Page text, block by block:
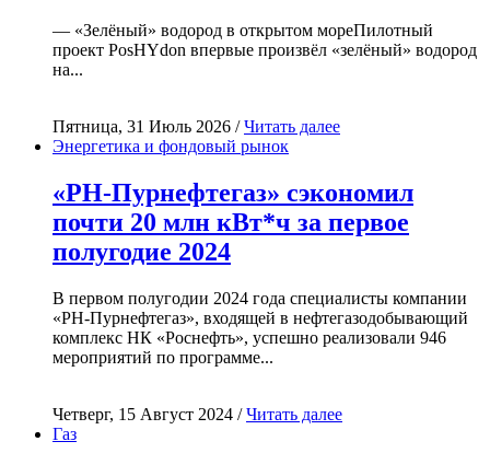
— «Зелёный» водород в открытом мореПилотный
проект PosHYdon впервые произвёл «зелёный» водород
на...
Пятница, 31 Июль 2026 /Читать далее
Энергетика и фондовый рынок
«РН-Пурнефтегаз» сэкономил
почти 20 млн кВт*ч за первое
полугодие 2024
В первом полугодии 2024 года специалисты компании
«РН-Пурнефтегаз», входящей в нефтегазодобывающий
комплекс НК «Роснефть», успешно реализовали 946
мероприятий по программе...
Четверг, 15 Август 2024 /Читать далее
Газ